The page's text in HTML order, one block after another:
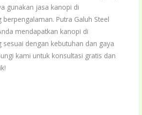
gunakan jasa kanopi di
Putra Galuh Steel
mendapatkan kanopi di
sesuai dengan kebutuhan dan gaya
kami untuk konsultasi gratis dan